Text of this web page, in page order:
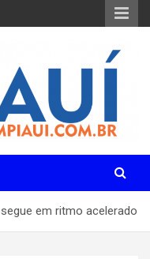
em ritmo acelerado